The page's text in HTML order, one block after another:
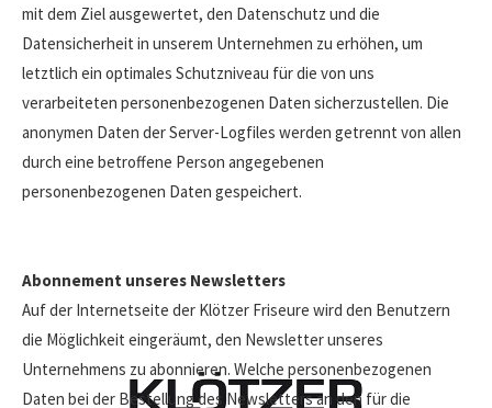
mit dem Ziel ausgewertet, den Datenschutz und die
Datensicherheit in unserem Unternehmen zu erhöhen, um
letztlich ein optimales Schutzniveau für die von uns
verarbeiteten personenbezogenen Daten sicherzustellen. Die
anonymen Daten der Server-Logfiles werden getrennt von allen
durch eine betroffene Person angegebenen
personenbezogenen Daten gespeichert.
Abonnement unseres Newsletters
Auf der Internetseite der Klötzer Friseure wird den Benutzern
die Möglichkeit eingeräumt, den Newsletter unseres
Unternehmens zu abonnieren. Welche personenbezogenen
Daten bei der Bestellung des Newsletters an den für die